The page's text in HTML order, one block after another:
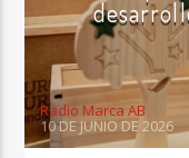
Radio Marca AB
10 DE JUNIO DE 2026